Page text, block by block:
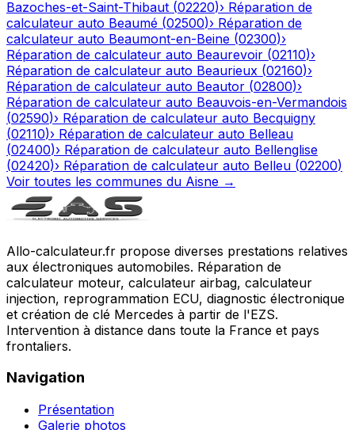
Bazoches-et-Saint-Thibaut (02220)› Réparation de
calculateur auto Beaumé (02500)› Réparation de
calculateur auto Beaumont-en-Beine (02300)›
Réparation de calculateur auto Beaurevoir (02110)›
Réparation de calculateur auto Beaurieux (02160)›
Réparation de calculateur auto Beautor (02800)›
Réparation de calculateur auto Beauvois-en-Vermandois
(02590)› Réparation de calculateur auto Becquigny
(02110)› Réparation de calculateur auto Belleau
(02400)› Réparation de calculateur auto Bellenglise
(02420)› Réparation de calculateur auto Belleu (02200)
Voir toutes les communes du Aisne →
Allo-calculateur.fr propose diverses prestations relatives
aux électroniques automobiles. Réparation de
calculateur moteur, calculateur airbag, calculateur
injection, reprogrammation ECU, diagnostic électronique
et création de clé Mercedes à partir de l'EZS.
Intervention à distance dans toute la France et pays
frontaliers.
Navigation
Présentation
Galerie photos